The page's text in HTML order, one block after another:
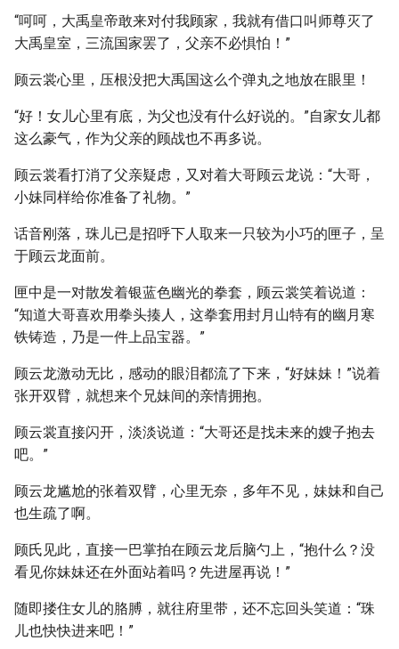
“呵呵，大禹皇帝敢来对付我顾家，我就有借口叫师尊灭了
大禹皇室，三流国家罢了，父亲不必惧怕！”
顾云裳心里，压根没把大禹国这么个弹丸之地放在眼里！
“好！女儿心里有底，为父也没有什么好说的。”自家女儿都
这么豪气，作为父亲的顾战也不再多说。
顾云裳看打消了父亲疑虑，又对着大哥顾云龙说：“大哥，
小妹同样给你准备了礼物。”
话音刚落，珠儿已是招呼下人取来一只较为小巧的匣子，呈
于顾云龙面前。
匣中是一对散发着银蓝色幽光的拳套，顾云裳笑着说道：
“知道大哥喜欢用拳头揍人，这拳套用封月山特有的幽月寒
铁铸造，乃是一件上品宝器。”
顾云龙激动无比，感动的眼泪都流了下来，“好妹妹！”说着
张开双臂，就想来个兄妹间的亲情拥抱。
顾云裳直接闪开，淡淡说道：“大哥还是找未来的嫂子抱去
吧。”
顾云龙尴尬的张着双臂，心里无奈，多年不见，妹妹和自己
也生疏了啊。
顾氏见此，直接一巴掌拍在顾云龙后脑勺上，“抱什么？没
看见你妹妹还在外面站着吗？先进屋再说！”
随即搂住女儿的胳膊，就往府里带，还不忘回头笑道：“珠
儿也快快进来吧！”